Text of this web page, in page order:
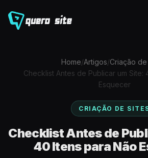
Home/Artigos/Criação de
Checklist Antes de Publicar um Site:
Esquecer
CRIAÇÃO DE
Checklist Antes de
40 Itens para Não